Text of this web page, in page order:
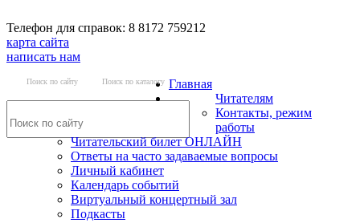
Телефон для справок: 8 8172 759212
карта сайта
написать нам
Поиск по сайту Поиск по каталогу Главная
Читателям
Контакты, режим
работы
Читательский билет ОНЛАЙН
Ответы на часто задаваемые вопросы
Личный кабинет
Календарь событий
Виртуальный концертный зал
Подкасты